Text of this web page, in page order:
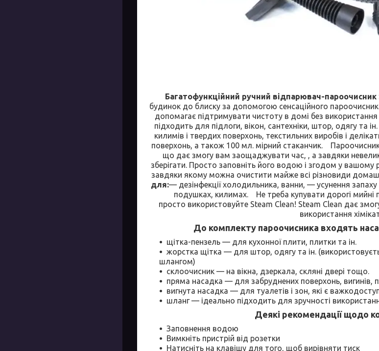
Багатофункційний ручний відпарювач-пароочисник
будинок до блиску за допомогою сенсаційного
допомагає підтримувати чистоту в домі без використання
підходить для підлоги, вікон, сантехніки, штор, одягу та
килимів і твердих поверхонь, текстильних виробів і
поверхонь, а також 100 мл. мірний стаканчик.
що дає змогу вам заощаджувати час, , а завдяки
зберігати. Просто заповніть його водою і згодом у
завдяки якому можна очистити майже всі різновиди
для:— дезінфекції холодильника, ванни, — усунення
подушках, килимах. Не треба купувати дорогі мийні
просто використовуйте Steam Clean! Steam Clean дає
використання
До комплекту пароочисника входять
щітка-пензель — для кухонної плити, плитки та ін.
жорстка щітка — для штор, одягу та ін.
шлангом)
склоочисник — на вікна, дзеркала, скляні двері тощо.
пряма насадка — для забруднених поверхонь, вигинів,
вигнута насадка — для туалетів і зон, які є
шланг — ідеально підходить для зручності
Деякі рекомендації щодо
Заповнення водою
Вимкніть пристрій від розетки
Натисніть на клавішу для того, щоб вирівняти тиск